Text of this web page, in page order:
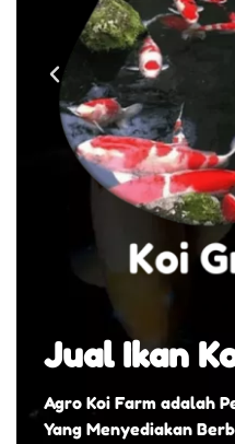
Jual Ikan
Agro Koi Farm adalah
Yang Menyediakan